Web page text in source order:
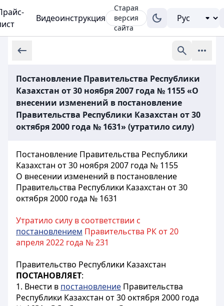
Видеоинструкция
Старая
версия
сайта
Постановление Правительства Республики
Казахстан от 30 ноября 2007 года № 1155 «О
внесении изменений в постановление
Правительства Республики Казахстан от 30
октября 2000 года № 1631» (утратило силу)
Постановление Правительства Республики
Казахстан от 30 ноября 2007 года № 1155
О внесении изменений в постановление
Правительства Республики Казахстан от 30
октября 2000 года № 1631
Утратило силу в соответствии с
постановлением Правительства РК от 20
апреля 2022 года № 231
Правительство Республики Казахстан
ПОСТАНОВЛЯЕТ:
1. Внести в постановление Правительства
Республики Казахстан от 30 октября 2000 года